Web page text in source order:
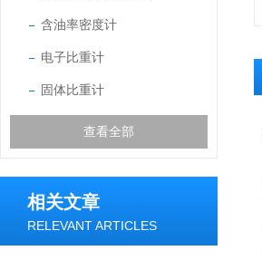
含油率密度计
电子比重计
固体比重计
查看全部
相关文章
RELEVANT ARTICLES